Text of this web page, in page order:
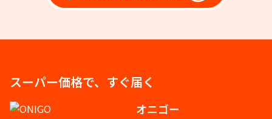
スーパー価格で、すぐ届く
オニゴー